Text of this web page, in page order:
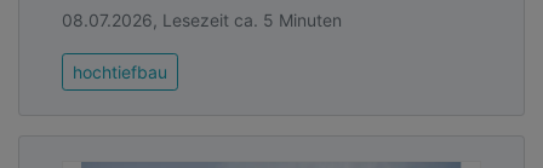
08.07.2026, Lesezeit ca. 5 Minuten
hochtiefbau